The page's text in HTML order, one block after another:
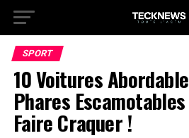
SPORT
10 Voitures
Phares
Faire Craquer !